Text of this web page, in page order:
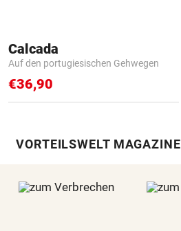
Calcada
Auf den portugiesischen Gehwegen
€36,90
VORTEILSWELT MAGAZINE